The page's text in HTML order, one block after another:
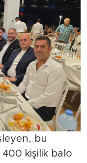
bu
kişilik balo